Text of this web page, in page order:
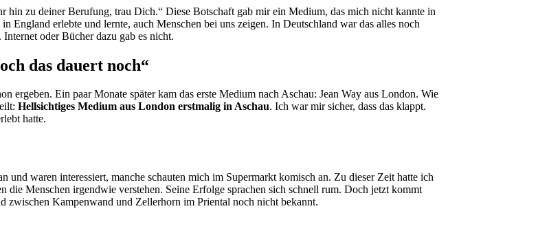
zu deiner Berufung, trau Dich.“ Diese Botschaft gab mir ein Medium, das mich nicht kannte in
erlebte und lernte, auch Menschen bei uns zeigen. In Deutschland war das alles noch
oder Bücher dazu gab es nicht.
das dauert noch“
ergeben. Ein paar Monate später kam das erste Medium nach Aschau: Jean Way aus London. Wie
Hellsichtiges Medium aus London erstmalig in Aschau. Ich war mir sicher, dass das klappt.
hatte.
waren interessiert, manche schauten mich im Supermarkt komisch an. Zu dieser Zeit hatte ich
Menschen irgendwie verstehen. Seine Erfolge sprachen sich schnell rum. Doch jetzt kommt
zwischen Kampenwand und Zellerhorn im Priental noch nicht bekannt.